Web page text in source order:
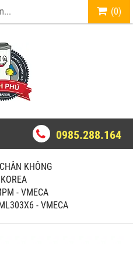
(0)
0985.288.164
KHÔNG
- VMECA
- VMECA